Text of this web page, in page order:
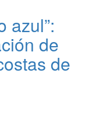
azul”:
de
de